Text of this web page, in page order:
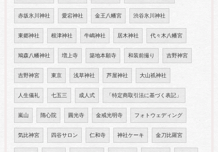
赤坂氷川神社 愛宕神社 金王八幡宮 渋谷氷川神社
東郷神社 根津神社 牛嶋神社 居木神社 代々木八幡宮
鳩森八幡神社 増上寺 築地本願寺 和装前撮り 吉野神宮
吉野神宮 東京 浅草神社 芦屋神社 大山祇神社
人生儀礼 七五三 成人式 「特定商取引法に基づく表記」
嵐山 隋心院 圓光寺 金戒光明寺 フォトウェディング
気比神宮 四谷サロン 仁和寺 神社ケーキ 金刀比羅宮